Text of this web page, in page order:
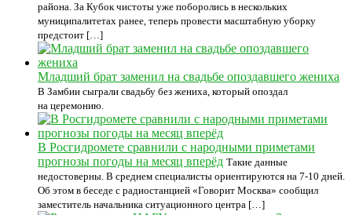
района. За Кубок чистоты уже поборолись в нескольких
муниципалитетах ранее, теперь провести масштабную уборку
предстоит […]
Младший брат заменил на свадьбе опоздавшего жениха
В Замбии сыграли свадьбу без жениха, который опоздал
на церемонию.
В Росгидромете сравнили с народными приметами
прогнозы погоды на месяц вперёд Такие данные
недостоверны. В среднем специалисты ориентируются на 7-10 дней.
Об этом в беседе с радиостанцией «Говорит Москва» сообщил
заместитель начальника ситуационного центра […]